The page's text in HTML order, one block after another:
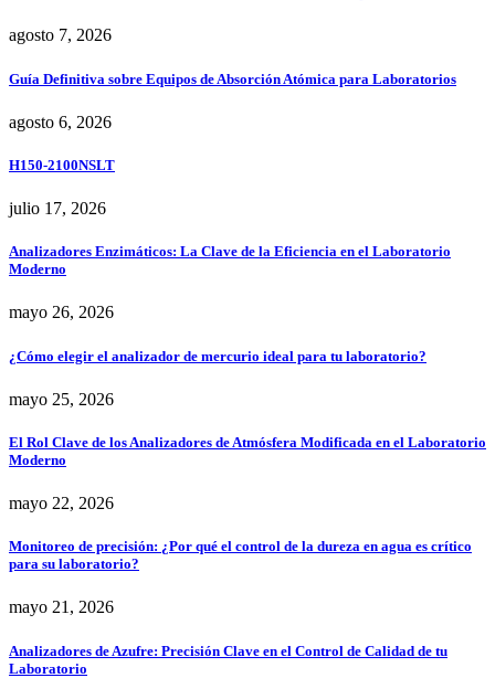
agosto 7, 2026
Guía Definitiva sobre Equipos de Absorción Atómica para Laboratorios
agosto 6, 2026
H150-2100NSLT
julio 17, 2026
Analizadores Enzimáticos: La Clave de la Eficiencia en el Laboratorio
Moderno
mayo 26, 2026
¿Cómo elegir el analizador de mercurio ideal para tu laboratorio?
mayo 25, 2026
El Rol Clave de los Analizadores de Atmósfera Modificada en el Laboratorio
Moderno
mayo 22, 2026
Monitoreo de precisión: ¿Por qué el control de la dureza en agua es crítico
para su laboratorio?
mayo 21, 2026
Analizadores de Azufre: Precisión Clave en el Control de Calidad de tu
Laboratorio